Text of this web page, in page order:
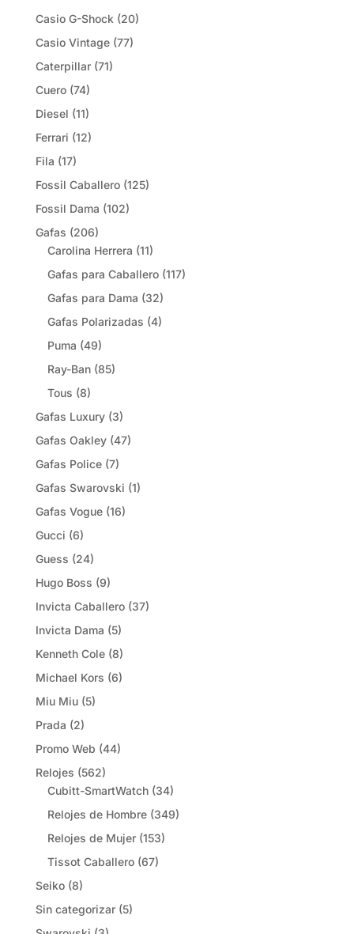
Casio G-Shock (20)
Casio Vintage (77)
Caterpillar (71)
Cuero (74)
Diesel (11)
Ferrari (12)
Fila (17)
Fossil Caballero (125)
Fossil Dama (102)
Gafas (206)
Carolina Herrera (11)
Gafas para Caballero (117)
Gafas para Dama (32)
Gafas Polarizadas (4)
Puma (49)
Ray-Ban (85)
Tous (8)
Gafas Luxury (3)
Gafas Oakley (47)
Gafas Police (7)
Gafas Swarovski (1)
Gafas Vogue (16)
Gucci (6)
Guess (24)
Hugo Boss (9)
Invicta Caballero (37)
Invicta Dama (5)
Kenneth Cole (8)
Michael Kors (6)
Miu Miu (5)
Prada (2)
Promo Web (44)
Relojes (562)
Cubitt-SmartWatch (34)
Relojes de Hombre (349)
Relojes de Mujer (153)
Tissot Caballero (67)
Seiko (8)
Sin categorizar (5)